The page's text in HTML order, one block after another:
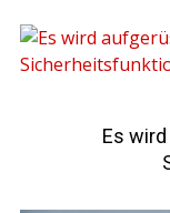
Es